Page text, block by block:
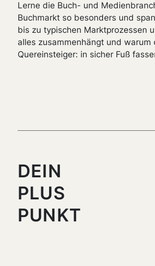
Lerne die Buch- und
Buchmarkt so besonders und
bis zu typischen Marktprozessen
alles zusammenhängt und
Quereinsteiger: in sicher Fuß
DEIN
PLUS
PUNKT